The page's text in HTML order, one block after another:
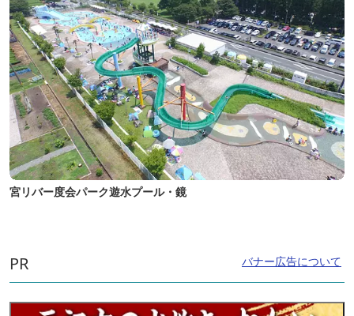
宮リバー度会パーク遊水プール・鏡
PR バナー広告について